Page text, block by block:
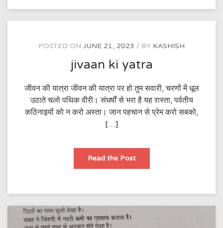
POSTED ON JUNE 21, 2023 BY KASHISH
jivaan ki yatra
जीवन की यात्रा जीवन की यात्रा पर हो तुम सवारी, चरणों में धूल
उठाते चलो पथिक वीरी। संघर्षों से भरा है यह रास्ता, पर्वतीय
कठिनाइयों को न करो अस्ता। जान पहचान से प्रेम करो सबको,
[…]
Read the Postjivaan
yatra